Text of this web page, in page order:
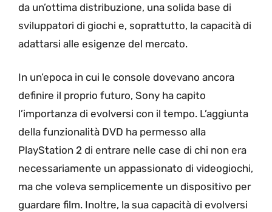
da un’ottima distribuzione, una solida base di
sviluppatori di giochi e, soprattutto, la capacità di
adattarsi alle esigenze del mercato.
In un’epoca in cui le console dovevano ancora
definire il proprio futuro, Sony ha capito
l’importanza di evolversi con il tempo. L’aggiunta
della funzionalità DVD ha permesso alla
PlayStation 2 di entrare nelle case di chi non era
necessariamente un appassionato di videogiochi,
ma che voleva semplicemente un dispositivo per
guardare film. Inoltre, la sua capacità di evolversi